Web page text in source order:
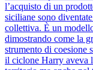
l’acquisto di un
siciliane sono
collettiva. È un
dimostrando come la
strumento di coesione
il ciclone Harry aveva